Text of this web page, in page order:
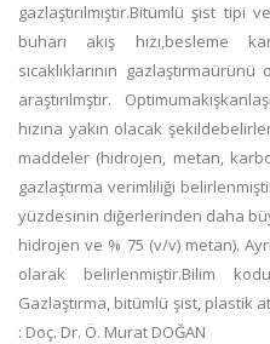
gazlaştırılmıştır.Bitümlü şist tipi
buharı akış hızı,besleme
sıcaklıklarının
araştırılmştır.
hızına yakın olacak
maddeler (hidrojen, metan,
gazlaştırma verimliliği
yüzdesinin diğerlerinden daha
hidrojen ve % 75 (v/v) metan).
olarak belirlenmiştir.Bilim
Gazlaştırma, bitümlü şist, plastik
: Doç. Dr. Ö. Murat DOĞAN